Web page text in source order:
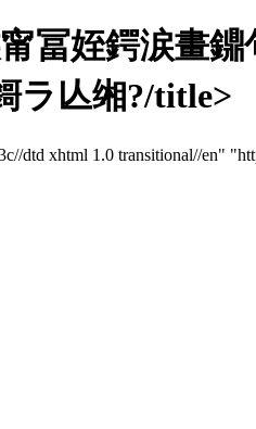
冨姪鍔涙畫
ラ亾缃?/title>
dtd xhtml 1.0 transitional//en"